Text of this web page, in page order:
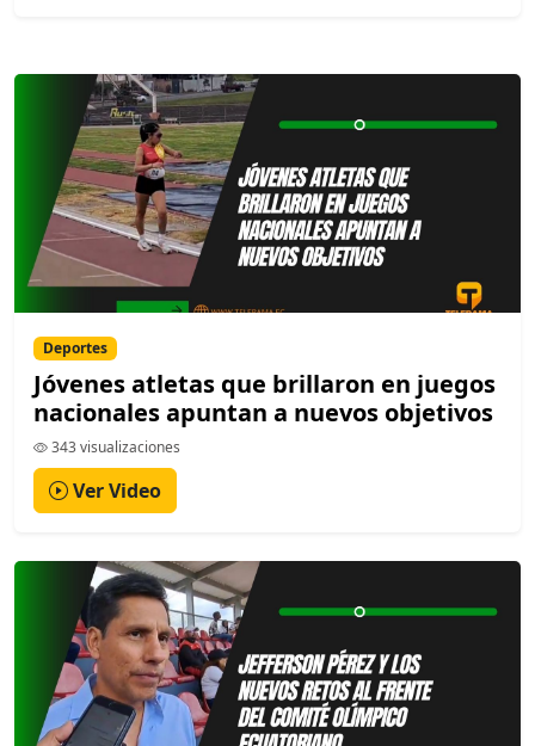
Deportes
Jóvenes atletas que brillaron en juegos
nacionales apuntan a nuevos objetivos
343 visualizaciones
Ver Video